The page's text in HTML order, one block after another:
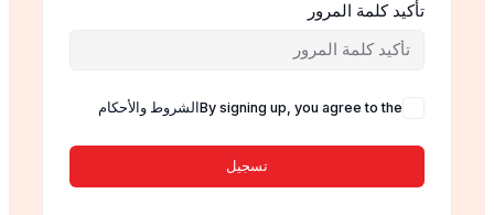
تأكيد كلمة المرور
By signing up, you agree to theالشروط والأحكام
تسجيل